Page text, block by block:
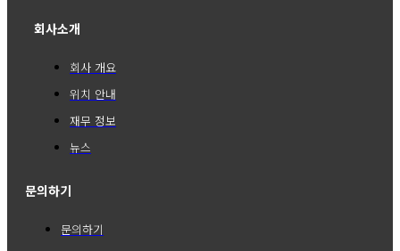
회사소개
회사 개요
위치 안내
재무 정보
뉴스
문의하기
문의하기